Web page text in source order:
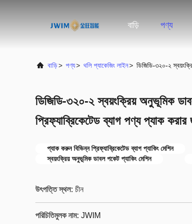
বাড়ি পণ্য
বাড়ি> পণ্য> থলি প্যাকেজিং লাইন> ডিজিডি-৩২০-২
ডিজিডি-৩২০-২ স্বয়ংক্রিয় অনুভূমিক
প্রিফ্যাব্রিকেটেড ব্যাগ পণ্য প্যাক
প্যাক করুন বিভিন্ন প্রিফ্যাব্রিকেটেড ব্যাগ প্যাকিং মেশিন
স্বয়ংক্রিয় অনুভূমিক ডাবল পকেট প্যাকিং মেশিন
উৎপত্তি স্থল: চীন
পরিচিতিমুলক নাম: JWIM